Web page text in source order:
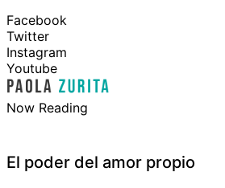
Facebook
Twitter
Instagram
Youtube
Now Reading
El poder del amor propio